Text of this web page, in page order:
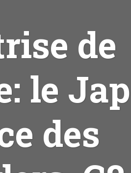
de
le
des